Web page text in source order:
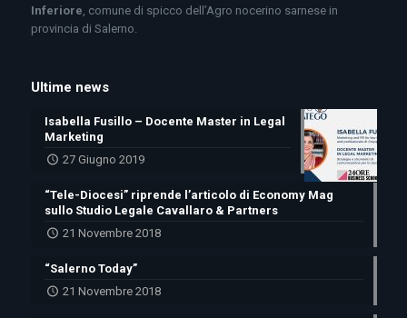
Inferiore , comune di spicco dell’Agro nocerino sarnese in
provincia di Salerno.
Ultime news
Isabella Fusillo – Docente Master in Legal
Marketing
27 Giugno 2019
“Tele-Diocesi” riprende l’articolo di Economy Mag
sullo Studio Legale Cavallaro & Partners
21 Novembre 2018
“Salerno Today”
21 Novembre 2018